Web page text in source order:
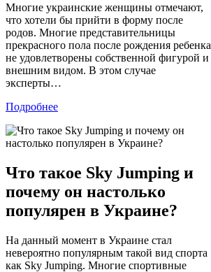
Многие украинские женщины отмечают,
что хотели бы прийти в форму после
родов. Многие представительницы
прекрасного пола после рождения ребенка
не удовлетворены собственной фигурой и
внешним видом. В этом случае
эксперты…
Подробнее
Что такое Sky Jumping и
почему он настолько
популярен в Украине?
На данный момент в Украине стал
невероятно популярным такой вид спорта
как Sky Jumping. Многие спортивные